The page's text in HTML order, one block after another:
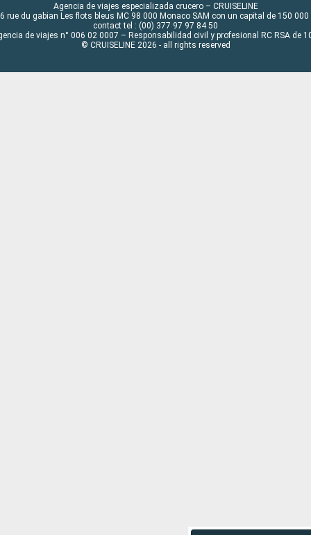
Agencia de viajes especializada crucero – CRUISELINE
rue du gabian Les flots bleus MC 98 000 Monaco SAM con un capital de 150 000
contact tel : (00) 377 97 97 84 50
de viajes n° 006 02 0007 – Responsabilidad civil y profesional RC RSA de
© CRUISELINE 2026 - all rights reserved